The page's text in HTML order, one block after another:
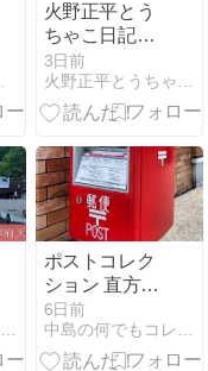
火野正平とう
ちゃこ日記
（400）2011
年秋の旅 山口
県 萩市 BS日
旅
3日前
さちの太宰府案内 | 福岡県太宰府市の観光やカフェを紹介
ポストコレク
ション 直方市
コンビニ横
(ミニポスト)
6日前
中島の何でもコレクション